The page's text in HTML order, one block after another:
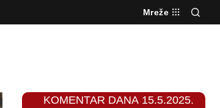
Mreže
KOMENTAR DANA 15.5.2025.